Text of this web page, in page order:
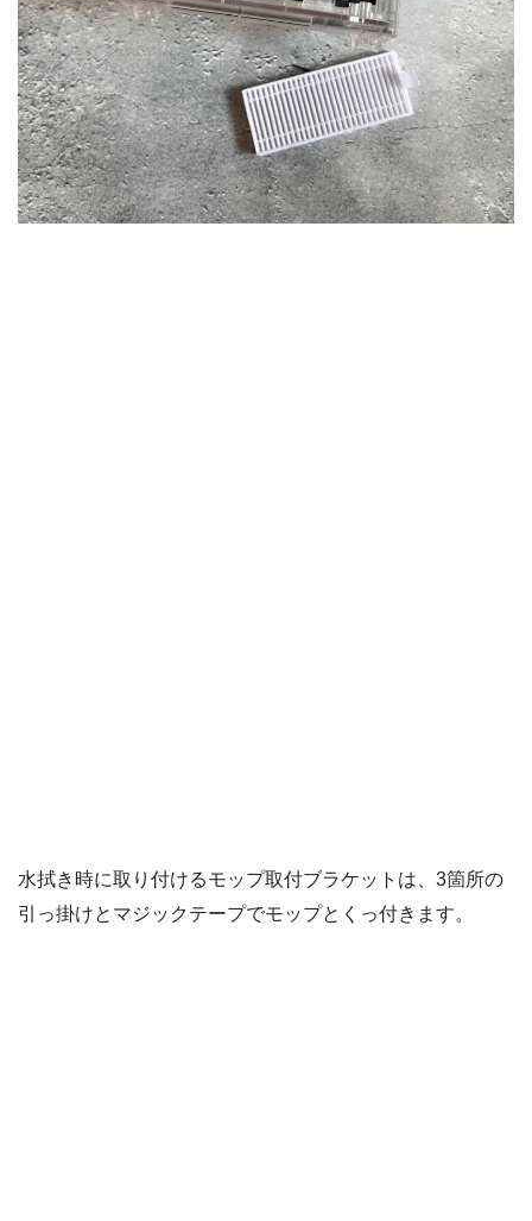
水拭き時に取り付けるモップ取付ブラケットは、3箇所の
引っ掛けとマジックテープでモップとくっ付きます。